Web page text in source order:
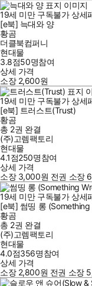
19세 미만 구독불가 상세
[e북] 늑대와 양
황곰
더클북컴퍼니
현대물
3.8점50명참여
상세 가격
소장 2,600원
19세 미만 구독불가 상세
[e북] 트러스트(Trust)
황곰
총 2권 완결
(주)고렘팩토리
현대물
4.1점250명참여
상세 가격
소장 3,000원 전권 소장
19세 미만 구독불가 상세
[e북] 썸띵 롱 (Something
황곰
총 2권 완결
(주)고렘팩토리
현대물
4.0점356명참여
상세 가격
소장 2,800원 전권 소장